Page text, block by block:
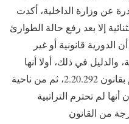
عن وزارة الداخلية، أكدت
إلا بعد رفع حالة الطوارئ
الدورية قانونية أو غير
والدليل في ذلك، أولا أنها
استندت للمادة الثالثة من المرسوم بقانون 2.20.292، ثم من ناحية
لم تحترم التراتبية
من القانون